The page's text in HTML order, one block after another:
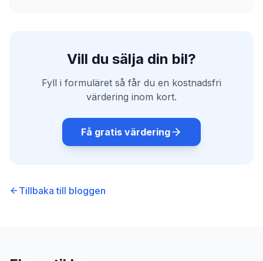
Vill du sälja din bil?
Fyll i formuläret så får du en kostnadsfri
värdering inom kort.
Få gratis värdering
Tillbaka till bloggen